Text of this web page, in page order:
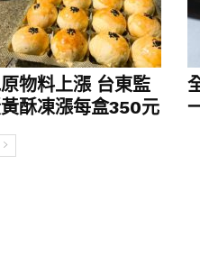
家普遍認知糙米營養價值
是加些糙米一起煮。料
煮，比例1:1的話，糙米
米的浸泡時間，莊雅閔指
一概而論，有些炊飯器本
物料上漲 台東監
酥凍漲每盒350元